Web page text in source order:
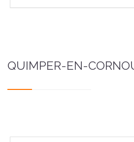
QUIMPER-EN-